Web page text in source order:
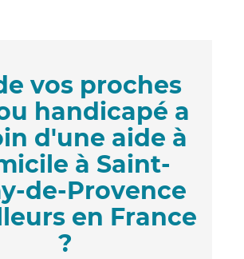
vos proches
handicapé a
d'une aide à
à Saint-
de-Provence
en France
?